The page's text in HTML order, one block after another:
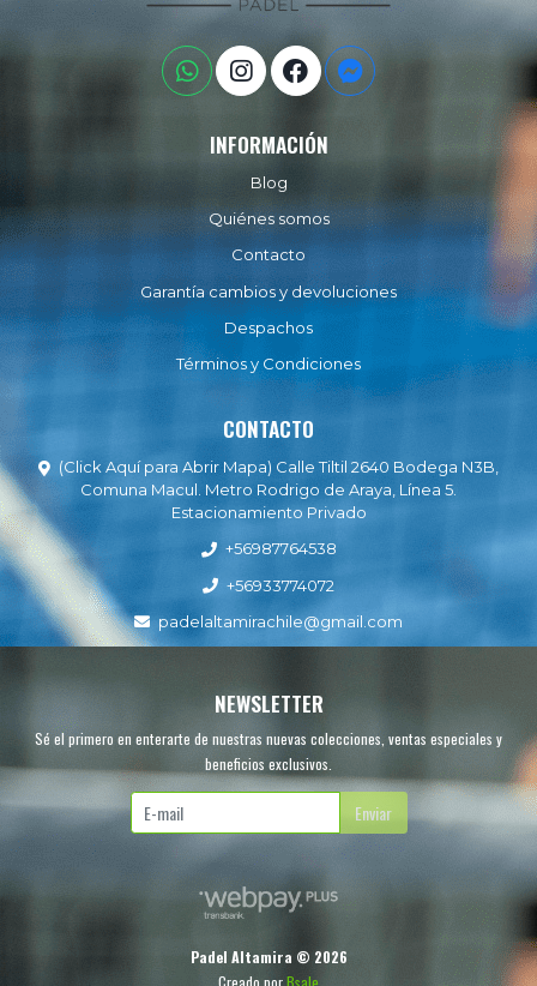
INFORMACIÓN
Blog
Quiénes somos
Contacto
Garantía cambios y devoluciones
Despachos
Términos y Condiciones
CONTACTO
(Click Aquí para Abrir Mapa) Calle Tiltil 2640 Bodega N3B,
Comuna Macul. Metro Rodrigo de Araya, Línea 5.
Estacionamiento Privado
+56987764538
+56933774072
padelaltamirachile@gmail.com
NEWSLETTER
Sé el primero en enterarte de nuestras nuevas colecciones, ventas especiales y
beneficios exclusivos.
Enviar
Padel Altamira © 2026